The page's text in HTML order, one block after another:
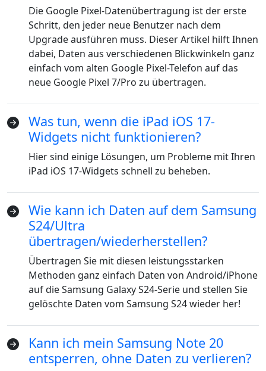
Die Google Pixel-Datenübertragung ist der erste
Schritt, den jeder neue Benutzer nach dem
Upgrade ausführen muss. Dieser Artikel hilft Ihnen
dabei, Daten aus verschiedenen Blickwinkeln ganz
einfach vom alten Google Pixel-Telefon auf das
neue Google Pixel 7/Pro zu übertragen.
Was tun, wenn die iPad iOS 17-
Widgets nicht funktionieren?
Hier sind einige Lösungen, um Probleme mit Ihren
iPad iOS 17-Widgets schnell zu beheben.
Wie kann ich Daten auf dem Samsung
S24/Ultra
übertragen/wiederherstellen?
Übertragen Sie mit diesen leistungsstarken
Methoden ganz einfach Daten von Android/iPhone
auf die Samsung Galaxy S24-Serie und stellen Sie
gelöschte Daten vom Samsung S24 wieder her!
Kann ich mein Samsung Note 20
entsperren, ohne Daten zu verlieren?